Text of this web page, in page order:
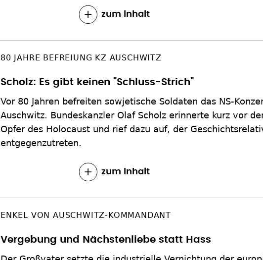
zum Inhalt
80 JAHRE BEFREIUNG KZ AUSCHWITZ
Scholz: Es gibt keinen "Schluss-Strich"
Vor 80 Jahren befreiten sowjetische Soldaten das NS-
Auschwitz. Bundeskanzler Olaf Scholz erinnerte kurz vor
Opfer des Holocaust und rief dazu auf, der
entgegenzutreten.
zum Inhalt
ENKEL VON AUSCHWITZ-KOMMANDANT
Vergebung und Nächstenliebe statt Hass